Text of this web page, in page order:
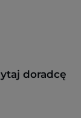
doradcę